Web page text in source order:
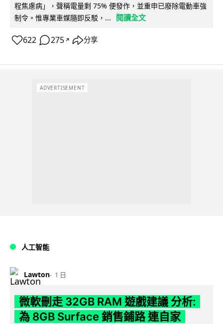
程焦慮病」，聲稱電量剩 75% 便發作，並重申已廢除電動車強
制令。惟專業車媒隨即反駁，...
閱讀全文
622 275 ↗ 分享
ADVERTISEMENT
人工智能
Lawton 1 日
微軟刪走 32GB RAM 遊戲建議 分析:
為 8GB Surface 銷售鋪路 連自家